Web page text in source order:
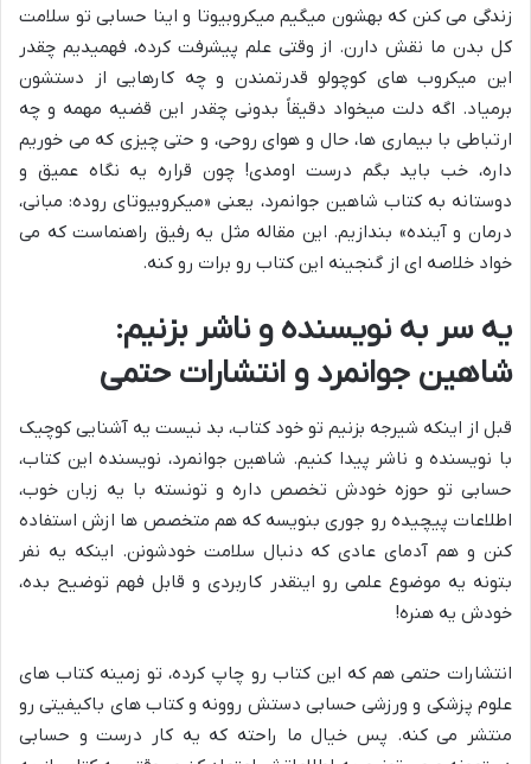
زندگی می کنن که بهشون میگیم میکروبیوتا و اینا حسابی تو سلامت
کل بدن ما نقش دارن. از وقتی علم پیشرفت کرده، فهمیدیم چقدر
این میکروب های کوچولو قدرتمندن و چه کارهایی از دستشون
برمیاد. اگه دلت میخواد دقیقاً بدونی چقدر این قضیه مهمه و چه
ارتباطی با بیماری ها، حال و هوای روحی، و حتی چیزی که می خوریم
داره، خب باید بگم درست اومدی! چون قراره یه نگاه عمیق و
دوستانه به کتاب شاهین جوانمرد، یعنی «میکروبیوتای روده: مبانی،
درمان و آینده» بندازیم. این مقاله مثل یه رفیق راهنماست که می
خواد خلاصه ای از گنجینه این کتاب رو برات رو کنه.
یه سر به نویسنده و ناشر بزنیم:
شاهین جوانمرد و انتشارات حتمی
قبل از اینکه شیرجه بزنیم تو خود کتاب، بد نیست یه آشنایی کوچیک
با نویسنده و ناشر پیدا کنیم. شاهین جوانمرد، نویسنده این کتاب،
حسابی تو حوزه خودش تخصص داره و تونسته با یه زبان خوب،
اطلاعات پیچیده رو جوری بنویسه که هم متخصص ها ازش استفاده
کنن و هم آدمای عادی که دنبال سلامت خودشونن. اینکه یه نفر
بتونه یه موضوع علمی رو اینقدر کاربردی و قابل فهم توضیح بده،
خودش یه هنره!
انتشارات حتمی هم که این کتاب رو چاپ کرده، تو زمینه کتاب های
علوم پزشکی و ورزشی حسابی دستش روونه و کتاب های باکیفیتی رو
منتشر می کنه. پس خیال ما راحته که یه کار درست و حسابی